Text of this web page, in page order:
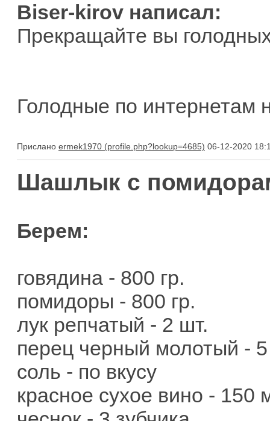
Biser-kirov написал:
Прекращайте вы
Голодные по интернетам
Прислано ermek1970 06-12-2020
Шашлык с
Берем:
говядина - 800 гр.
помидоры - 800 гр.
лук репчатый - 2 шт.
перец черный молотый - 5
соль - по вкусу
красное сухое вино - 150